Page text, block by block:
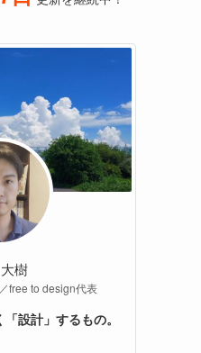
樹
free to design代表
設計」するもの。